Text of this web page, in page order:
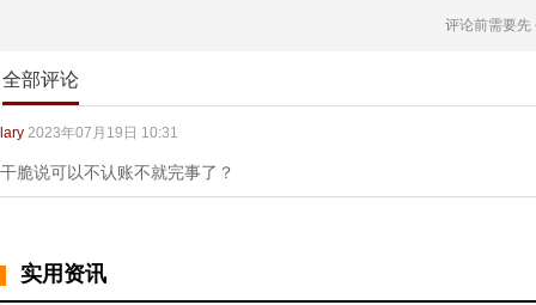
评论前需要先
全部评论
lary 2023年07月19日 10:31
干脆说可以不认账不就完事了？
实用资讯